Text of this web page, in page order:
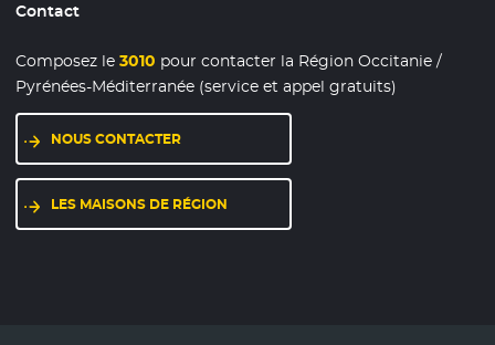
Contact
Composez le3010 pour contacter la Région Occitanie /
Pyrénées-Méditerranée (service et appel gratuits)
NOUS CONTACTER
LES MAISONS DE RÉGION